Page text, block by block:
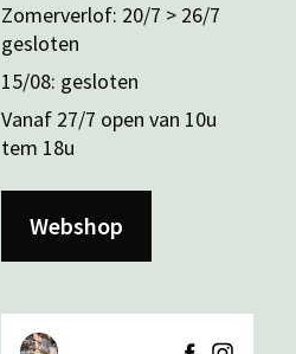
Zomerverlof: 20/7 > 26/7
gesloten
15/08: gesloten
Vanaf 27/7 open van 10u
tem 18u
Webshop